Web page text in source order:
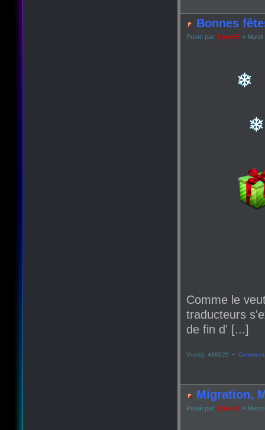
Bonnes
Posté par: Lyan53 » Mardi
Comme le
traducteurs
de fin d' [...]
Vue(s): 486625 •
Migration,
Posté par: Lyan53 »